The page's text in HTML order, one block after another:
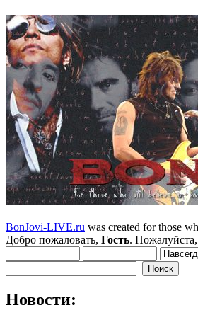
BonJovi-LIVE.ru was created for those
Добро пожаловать, Гость. Пожалуйста,
Новости: